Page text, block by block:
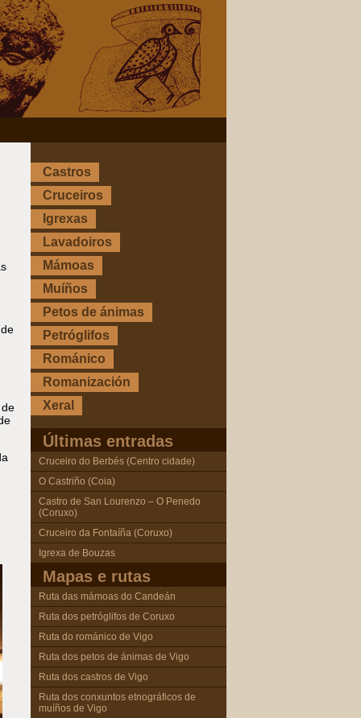
Castros
Cruceiros
Igrexas
Lavadoiros
Mámoas
Muíños
Petos de ánimas
Petróglifos
Románico
Romanización
Xeral
Últimas entradas
Cruceiro do Berbés (Centro cidade)
O Castriño (Coia)
Castro de San Lourenzo – O Penedo
(Coruxo)
Cruceiro da Fontaíña (Coruxo)
Igrexa de Bouzas
Mapas e rutas
Ruta das mámoas do Candeán
Ruta dos petróglifos de Coruxo
Ruta do románico de Vigo
Ruta dos petos de ánimas de Vigo
Ruta dos castros de Vigo
Ruta dos conxuntos etnográficos de
muíños de Vigo